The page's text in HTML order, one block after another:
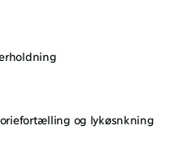
og lykøsnkning